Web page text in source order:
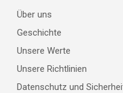
Über uns
Geschichte
Unsere Werte
Unsere Richtlinien
Datenschutz und